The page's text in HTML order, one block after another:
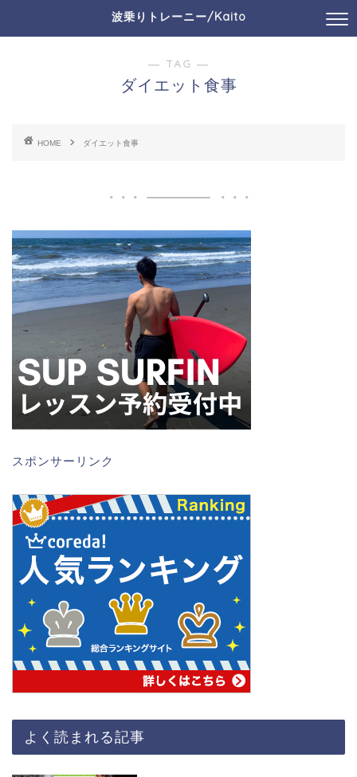
波乗りトレーニー/Kaito
― TAG ―
ダイエット食事
HOME ダイエット食事
スポンサーリンク
よく読まれる記事